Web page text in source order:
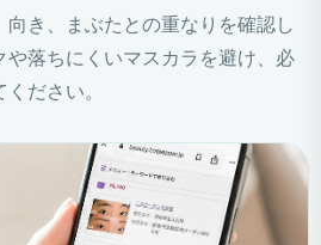
向き、まぶたとの重なりを確認し
や落ちにくいマスカラを避け、必
ださい。